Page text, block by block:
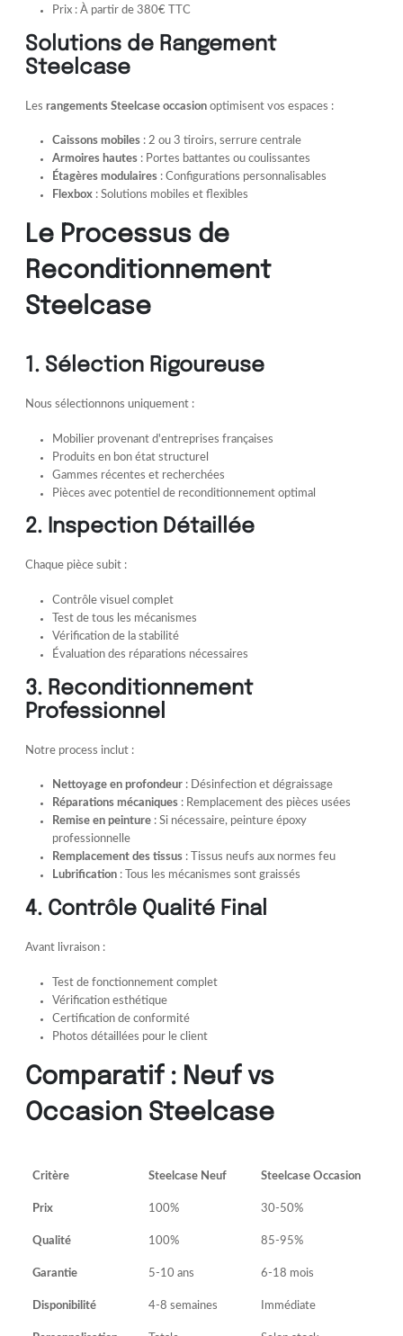
Prix : À partir de 380€ TTC
Solutions de Rangement
Steelcase
Lesrangements Steelcase occasion optimisent vos espaces :
Caissons mobiles: 2 ou 3 tiroirs, serrure centrale
Armoires hautes: Portes battantes ou coulissantes
Étagères modulaires: Configurations personnalisables
Flexbox: Solutions mobiles et flexibles
Le Processus de
Reconditionnement
Steelcase
1. Sélection Rigoureuse
Nous sélectionnons uniquement :
Mobilier provenant d'entreprises françaises
Produits en bon état structurel
Gammes récentes et recherchées
Pièces avec potentiel de reconditionnement optimal
2. Inspection Détaillée
Chaque pièce subit :
Contrôle visuel complet
Test de tous les mécanismes
Vérification de la stabilité
Évaluation des réparations nécessaires
3. Reconditionnement
Professionnel
Notre process inclut :
Nettoyage en profondeur: Désinfection et dégraissage
Réparations mécaniques: Remplacement des pièces usées
Remise en peinture: Si nécessaire, peinture époxy
professionnelle
Remplacement des tissus: Tissus neufs aux normes feu
Lubrification: Tous les mécanismes sont graissés
4. Contrôle Qualité Final
Avant livraison :
Test de fonctionnement complet
Vérification esthétique
Certification de conformité
Photos détaillées pour le client
Comparatif : Neuf vs
Occasion Steelcase
Critère Steelcase Neuf Steelcase Occasion
Prix 100% 30-50%
Qualité 100% 85-95%
Garantie 5-10 ans 6-18 mois
Disponibilité 4-8 semaines Immédiate